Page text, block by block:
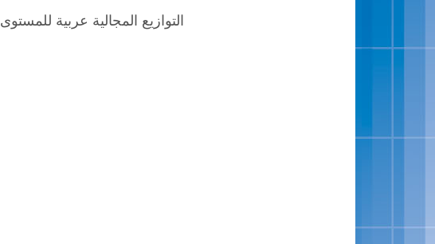
التوازيع المجالية عربية للمستوى 5 الخامس WORD